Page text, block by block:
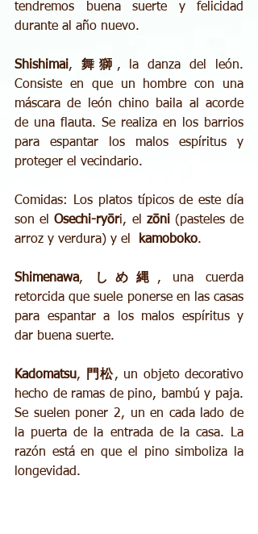
tendremos buena suerte y felicidad
durante al año nuevo.
Shishimai, 舞獅 , la danza del león.
Consiste en que un hombre con una
máscara de león chino baila al acorde
de una flauta. Se realiza en los barrios
para espantar los malos espíritus y
proteger el vecindario.
Comidas: Los platos típicos de este día
son el Osechi-ryōri, el zōni (pasteles de
arroz y verdura) y el
kamoboko.
Shimenawa, しめ縄 , una cuerda
retorcida que suele ponerse en las casas
para espantar a los malos espíritus y
dar buena suerte.
Kadomatsu, 門松, un objeto decorativo
hecho de ramas de pino, bambú y paja.
Se suelen poner 2, un en cada lado de
la puerta de la entrada de la casa. La
razón está en que el pino simboliza la
longevidad.